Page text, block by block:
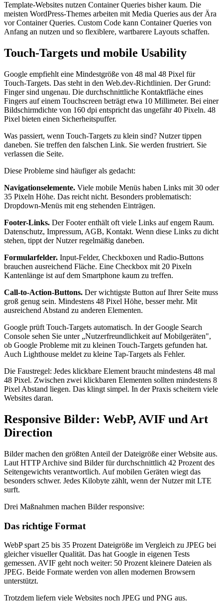
Template-Websites nutzen Container Queries bisher kaum. Die
meisten WordPress-Themes arbeiten mit Media Queries aus der Ära
vor Container Queries. Custom Code kann Container Queries von
Anfang an nutzen und so flexiblere, wartbarere Layouts schaffen.
Touch-Targets und mobile Usability
Google empfiehlt eine Mindestgröße von 48 mal 48 Pixel für
Touch-Targets. Das steht in den Web.dev-Richtlinien. Der Grund:
Finger sind ungenau. Die durchschnittliche Kontaktfläche eines
Fingers auf einem Touchscreen beträgt etwa 10 Millimeter. Bei einer
Bildschirmdichte von 160 dpi entspricht das ungefähr 40 Pixeln. 48
Pixel bieten einen Sicherheitspuffer.
Was passiert, wenn Touch-Targets zu klein sind? Nutzer tippen
daneben. Sie treffen den falschen Link. Sie werden frustriert. Sie
verlassen die Seite.
Diese Probleme sind häufiger als gedacht:
Navigationselemente. Viele mobile Menüs haben Links mit 30 oder
35 Pixeln Höhe. Das reicht nicht. Besonders problematisch:
Dropdown-Menüs mit eng stehenden Einträgen.
Footer-Links. Der Footer enthält oft viele Links auf engem Raum.
Datenschutz, Impressum, AGB, Kontakt. Wenn diese Links zu dicht
stehen, tippt der Nutzer regelmäßig daneben.
Formularfelder. Input-Felder, Checkboxen und Radio-Buttons
brauchen ausreichend Fläche. Eine Checkbox mit 20 Pixeln
Kantenlänge ist auf dem Smartphone kaum zu treffen.
Call-to-Action-Buttons. Der wichtigste Button auf Ihrer Seite muss
groß genug sein. Mindestens 48 Pixel Höhe, besser mehr. Mit
ausreichend Abstand zu anderen Elementen.
Google prüft Touch-Targets automatisch. In der Google Search
Console sehen Sie unter „Nutzerfreundlichkeit auf Mobilgeräten",
ob Google Probleme mit zu kleinen Touch-Targets gefunden hat.
Auch Lighthouse meldet zu kleine Tap-Targets als Fehler.
Die Faustregel: Jedes klickbare Element braucht mindestens 48 mal
48 Pixel. Zwischen zwei klickbaren Elementen sollten mindestens 8
Pixel Abstand liegen. Das klingt simpel. In der Praxis scheitern viele
Websites daran.
Responsive Bilder: WebP, AVIF und Art
Direction
Bilder machen den größten Anteil der Dateigröße einer Website aus.
Laut HTTP Archive sind Bilder für durchschnittlich 42 Prozent des
Seitengewichts verantwortlich. Auf mobilen Geräten wiegt das
besonders schwer. Jedes Kilobyte zählt, wenn der Nutzer mit LTE
surft.
Drei Maßnahmen machen Bilder responsive:
Das richtige Format
WebP spart 25 bis 35 Prozent Dateigröße im Vergleich zu JPEG bei
gleicher visueller Qualität. Das hat Google in eigenen Tests
gemessen. AVIF geht noch weiter: 50 Prozent kleinere Dateien als
JPEG. Beide Formate werden von allen modernen Browsern
unterstützt.
Trotzdem liefern viele Websites noch JPEG und PNG aus.